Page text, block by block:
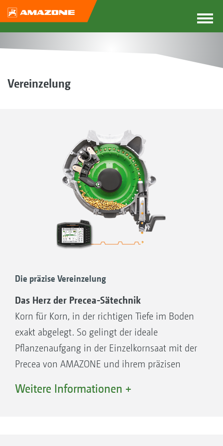
Vereinzelung
Die präzise Vereinzelung
Das Herz der Precea-Sätechnik
Korn für Korn, in der richtigen Tiefe im Boden
exakt abgelegt. So gelingt der ideale
Pflanzenaufgang in der Einzelkornsaat mit der
Precea von AMAZONE und ihrem präzisen
Weitere Informationen +